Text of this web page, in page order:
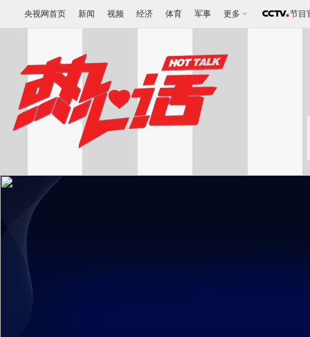
央视网首页 新闻 视频 经济 体育 军事 更多 节目